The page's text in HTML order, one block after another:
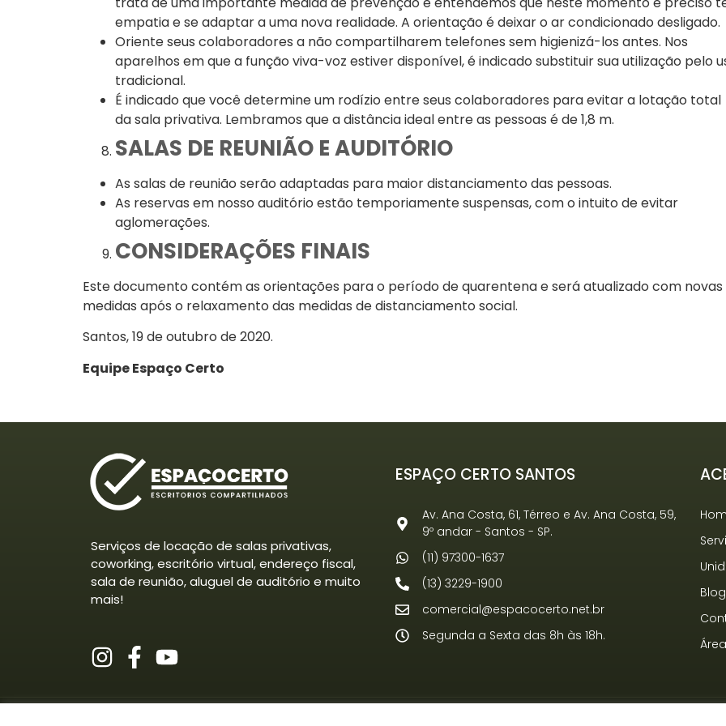
empatia e se adaptar a uma nova realidade. A orientação é deixar o ar condicionado desligado.
Oriente seus colaboradores a não compartilharem telefones sem higienizá-los antes. Nos
aparelhos em que a função viva-voz estiver disponível, é indicado substituir sua utilização pelo
tradicional.
É indicado que você determine um rodízio entre seus colaboradores para evitar a lotação total
da sala privativa. Lembramos que a distância ideal entre as pessoas é de 1,8 m.
SALAS DE REUNIÃO E AUDITÓRIO
As salas de reunião serão adaptadas para maior distanciamento das pessoas.
As reservas em nosso auditório estão temporiamente suspensas, com o intuito de evitar
aglomerações.
CONSIDERAÇÕES FINAIS
Este documento contém as orientações para o período de quarentena e será atualizado com novas
medidas após o relaxamento das medidas de distanciamento social.
Santos, 19 de outubro de 2020.
Equipe Espaço Certo
Serviços de locação de salas privativas,
coworking, escritório virtual, endereço fiscal,
sala de reunião, aluguel de auditório e muito
mais!
ESPAÇO CERTO SANTOS
Av. Ana Costa, 61, Térreo e Av. Ana Costa, 59,
9º andar - Santos - SP.
(11) 97300-1637
(13) 3229-1900
comercial@espacocerto.net.br
Segunda a Sexta das 8h às 18h.
Blog